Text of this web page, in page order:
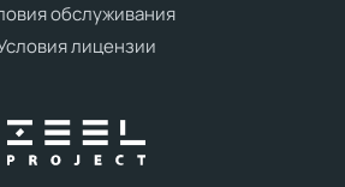
обслуживания
лицензии